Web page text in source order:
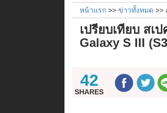
หน้าแรก >> ข่าวทั้งหมด >>
เปรียบเทียบ สเ
Galaxy S III
42
SHARES